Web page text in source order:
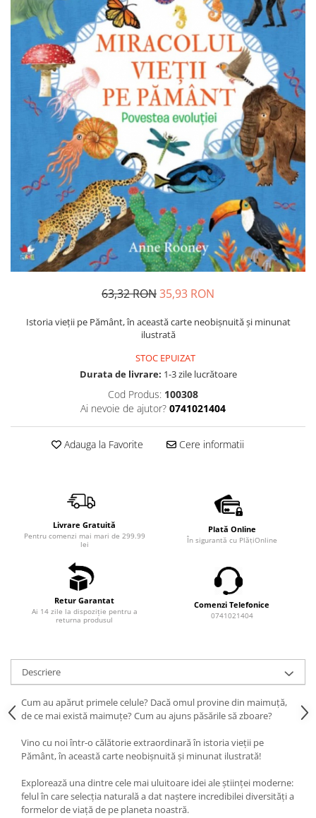
Usborne
63,32 RON35,93 RON
Istoria vieții pe Pământ, în această carte neobișnuită și minunat
ilustrată
STOC EPUIZAT
Durata de livrare: 1-3 zile lucrătoare
Cod Produs: 100308
Ai nevoie de ajutor? 0741021404
Adauga la Favorite Cere informatii
Livrare Gratuită
Pentru comenzi mai mari de 299.99
lei
Plată Online
În sigurantă cu PlățiOnline
Retur Garantat
Ai 14 zile la dispoziție pentru a
returna produsul
Comenzi Telefonice
0741021404
Descriere
Cum au apărut primele celule? Dacă omul provine din maimuță,
de ce mai există maimuțe? Cum au ajuns păsările să zboare?
Vino cu noi într-o călătorie extraordinară în istoria vieții pe
Pământ, în această carte neobișnuită și minunat ilustrată!
Explorează una dintre cele mai uluitoare idei ale științei moderne:
felul în care selecția naturală a dat naștere incredibilei diversități a
formelor de viață de pe planeta noastră.